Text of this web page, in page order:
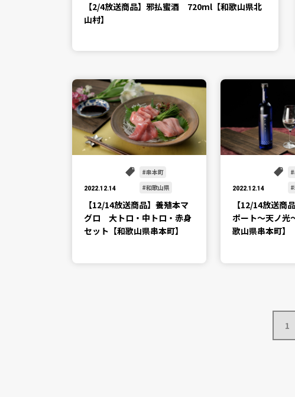
【2/4放送商品】邪払蜜酒 720ml【和歌山県北
山村】
2022.12.14
串本町
和歌山県
【12/14放送商品】養殖本マ
グロ 大トロ・中トロ・赤身
セット【和歌山県串本町】
2022.12.14
【12/14放送商
ポート～天ノ光
歌山県串本町】
1